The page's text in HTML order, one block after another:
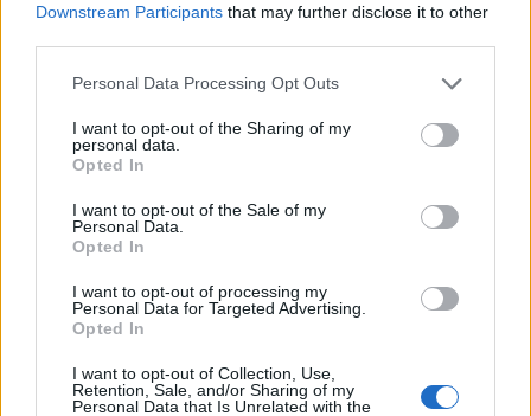
Downstream Participants that may further disclose it to other
Personal Data Processing Opt Outs
I want to opt-out of the Sharing of my
personal data.
Opted In
I want to opt-out of the Sale of my
Personal Data.
Opted In
I want to opt-out of processing my
Personal Data for Targeted Advertising.
Opted In
I want to opt-out of Collection, Use,
Retention, Sale, and/or Sharing of my
Personal Data that Is Unrelated with the
La nova llei de l’amiant obri una oportunitat
26 de juny de 2026
DEIXA UNA RESPOSTA